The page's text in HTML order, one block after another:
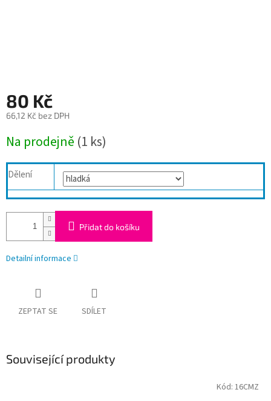
80 Kč
66,12 Kč bez DPH
cena:
Na prodejně (1 ks)
Dělení
Přidat do košíku
Detailní informace
ZEPTAT SE SDÍLET
Související produkty
Kód: 16CMZ